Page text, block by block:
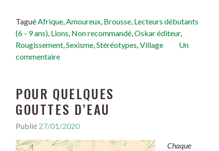
TaguéAfrique,Amoureux, Brousse, Lecteurs débutants
(6 - 9 ans), Lions, Non recommandé,Oskar éditeur,
Rougissement,Sexisme,Stéréotypes,Village
Un
commentaire
POUR QUELQUES
GOUTTES D’EAU
Publié 27/01/2020
Chaque